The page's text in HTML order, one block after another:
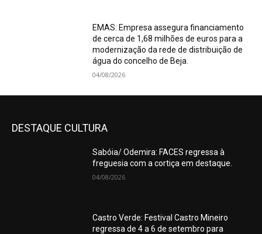
EMAS: Empresa assegura financiamento
de cerca de 1,68 milhões de euros para a
modernização da rede de distribuição de
água do concelho de Beja.
04/08/2026
DESTAQUE CULTURA
Sabóia/ Odemira: FACES regressa à
freguesia com a cortiça em destaque.
04/08/2026
Castro Verde: Festival Castro Mineiro
regressa de 4 a 6 de setembro para